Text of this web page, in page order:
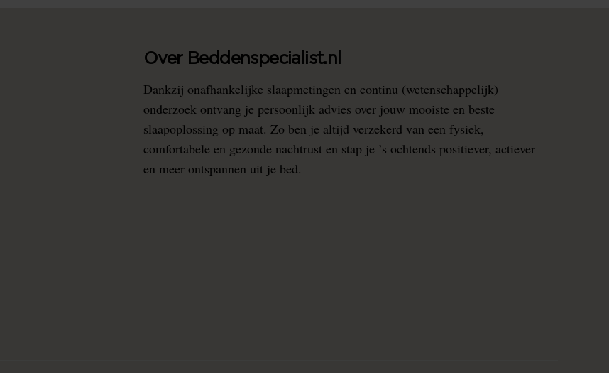
Over Beddenspecialist.nl
Dankzij onafhankelijke slaapmetingen en continu (wetenschappelijk)
onderzoek ontvang je persoonlijk advies over jouw mooiste en beste
slaapoplossing op maat. Zo ben je altijd verzekerd van een fysiek,
comfortabele en gezonde nachtrust en stap je ’s ochtends positiever, actiever
en meer ontspannen uit je bed.